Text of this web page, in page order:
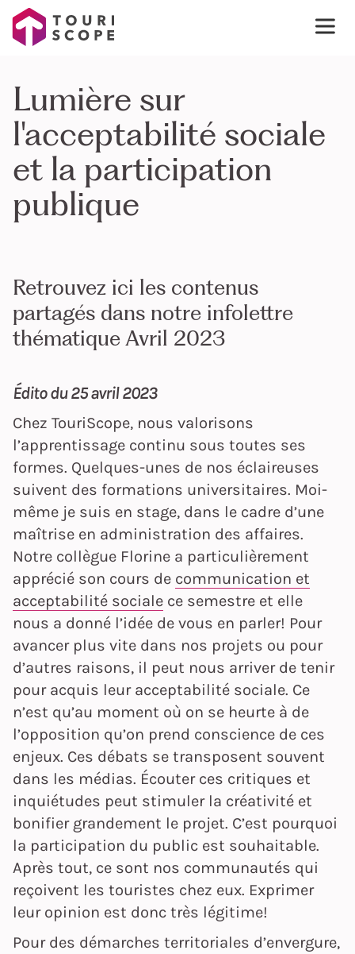
Lumière sur
l'acceptabilité sociale
et la participation
publique
Retrouvez ici les contenus
partagés dans notre infolettre
thématique Avril 2023
Édito du 25 avril 2023
Chez TouriScope, nous valorisons
l’apprentissage continu sous toutes ses
formes. Quelques-unes de nos éclaireuses
suivent des formations universitaires. Moi-
même je suis en stage, dans le cadre d’une
maîtrise en administration des affaires.
Notre collègue Florine a particulièrement
apprécié son cours de communication et
acceptabilité sociale ce semestre et elle
nous a donné l’idée de vous en parler! Pour
avancer plus vite dans nos projets ou pour
d’autres raisons, il peut nous arriver de tenir
pour acquis leur acceptabilité sociale. Ce
n’est qu’au moment où on se heurte à de
l’opposition qu’on prend conscience de ces
enjeux. Ces débats se transposent souvent
dans les médias. Écouter ces critiques et
inquiétudes peut stimuler la créativité et
bonifier grandement le projet. C’est pourquoi
la participation du public est souhaitable.
Après tout, ce sont nos communautés qui
reçoivent les touristes chez eux. Exprimer
leur opinion est donc très légitime!
Pour des démarches territoriales d’envergure,